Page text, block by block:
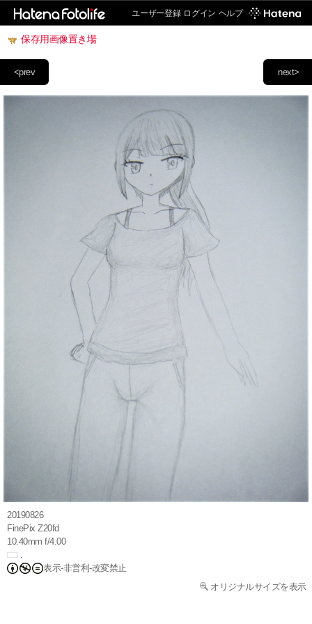
ユーザー登録 ログイン ヘルプ
保存用画像置き場
next>
<prev
20190826
FinePix Z20fd
10.40mm f/4.00
表示-非営利-改変禁止
オリジナルサイズを表示